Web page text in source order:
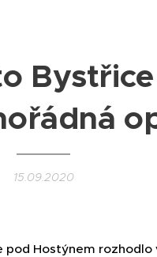
15.09.2020
Hostýnem